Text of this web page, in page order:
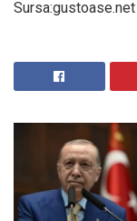
Sursa:gustoase.net